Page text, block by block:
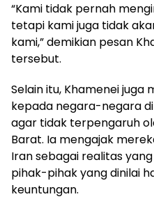
“Kami tidak pernah
tetapi kami juga tidak
kami,” demikian pesan
tersebut.
Selain itu, Khamenei
kepada negara-negara
agar tidak terpengaruh
Barat. Ia mengajak
Iran sebagai realitas
pihak-pihak yang dinilai
keuntungan.